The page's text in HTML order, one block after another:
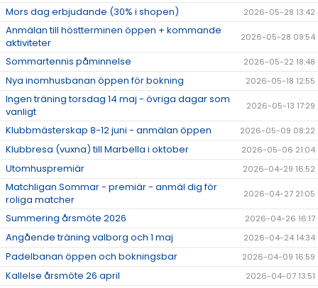
TRYGG TENNIS
DOKUMENT
ÖPETTIDER SOMMAR
Mors dag erbjudande (30% i shopen) 2026-05-28 13:42
Anmälan till höstterminen öppen + kommande
aktiviteter
2026-05-28 09:54
Sommartennis påminnelse 2026-05-22 18:48
Nya inomhusbanan öppen för bokning 2026-05-18 12:55
Ingen träning torsdag 14 maj - övriga dagar som
vanligt
2026-05-13 17:29
Klubbmästerskap 8-12 juni - anmälan öppen 2026-05-09 08:22
Klubbresa (vuxna) till Marbella i oktober 2026-05-06 21:04
Utomhuspremiär 2026-04-29 16:52
Matchligan Sommar - premiär - anmäl dig för
roliga matcher
2026-04-27 21:05
Summering årsmöte 2026 2026-04-26 16:17
Angående träning valborg och 1 maj 2026-04-24 14:34
Padelbanan öppen och bokningsbar 2026-04-09 16:59
Kallelse årsmöte 26 april 2026-04-07 13:51